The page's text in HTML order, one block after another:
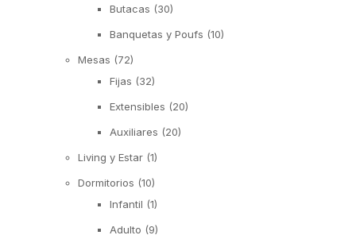
Butacas (30)
Banquetas y Poufs (10)
Mesas (72)
Fijas (32)
Extensibles (20)
Auxiliares (20)
Living y Estar (1)
Dormitorios (10)
Infantil (1)
Adulto (9)